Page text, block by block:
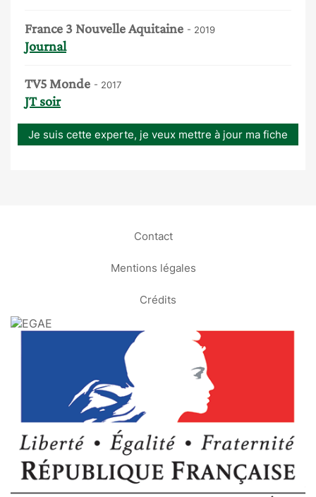
France 3 Nouvelle Aquitaine - 2019
Journal
TV5 Monde - 2017
JT soir
Je suis cette experte, je veux mettre à jour ma fiche
Contact
Mentions légales
Crédits